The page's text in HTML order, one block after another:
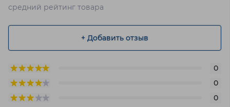
средний рейтинг товара
+ Добавить отзыв
0
0
0